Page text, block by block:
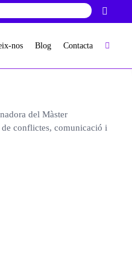
nos Blog Contacta
del Màster
conflictes, comunicació i